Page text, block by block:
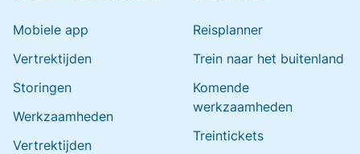
Mobiele app
Vertrektijden
Storingen
Werkzaamheden
Vertrektijden
Reisplanner
Trein naar het buitenland
Komende
werkzaamheden
Treintickets